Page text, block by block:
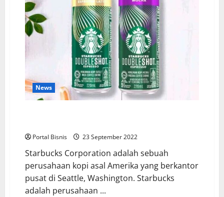
News
Portal Bisnis 23 September 2022
Starbucks Corporation adalah sebuah
perusahaan kopi asal Amerika yang berkantor
pusat di Seattle, Washington. Starbucks
adalah perusahaan ...